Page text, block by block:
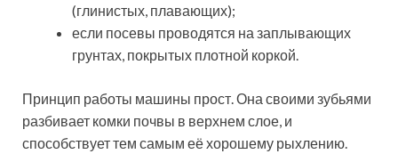
(глинистых, плавающих);
если посевы проводятся на заплывающих
грунтах, покрытых плотной коркой.
Принцип работы машины прост. Она своими зубьями
разбивает комки почвы в верхнем слое, и
способствует тем самым её хорошему рыхлению.